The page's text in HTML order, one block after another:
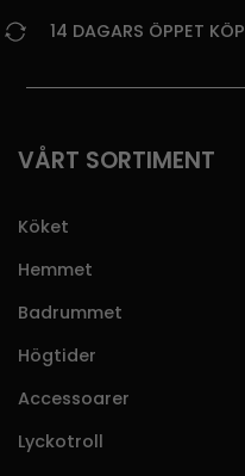
14 DAGARS ÖPPET KÖP
VÅRT SORTIMENT
Köket
Hemmet
Badrummet
Högtider
Accessoarer
Lyckotroll